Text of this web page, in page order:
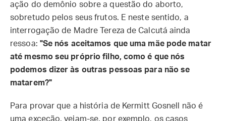
ação do demônio sobre a questão do aborto,
sobretudo pelos seus frutos. E neste sentido, a
interrogação de Madre Tereza de Calcutá ainda
ressoa: "Se nós aceitamos que uma mãe pode matar
até mesmo seu próprio filho, como é que nós
podemos dizer às outras pessoas para não se
matarem?"
Para provar que a história de Kermitt Gosnell não é
uma exceção, vejam-se, por exemplo, os casos